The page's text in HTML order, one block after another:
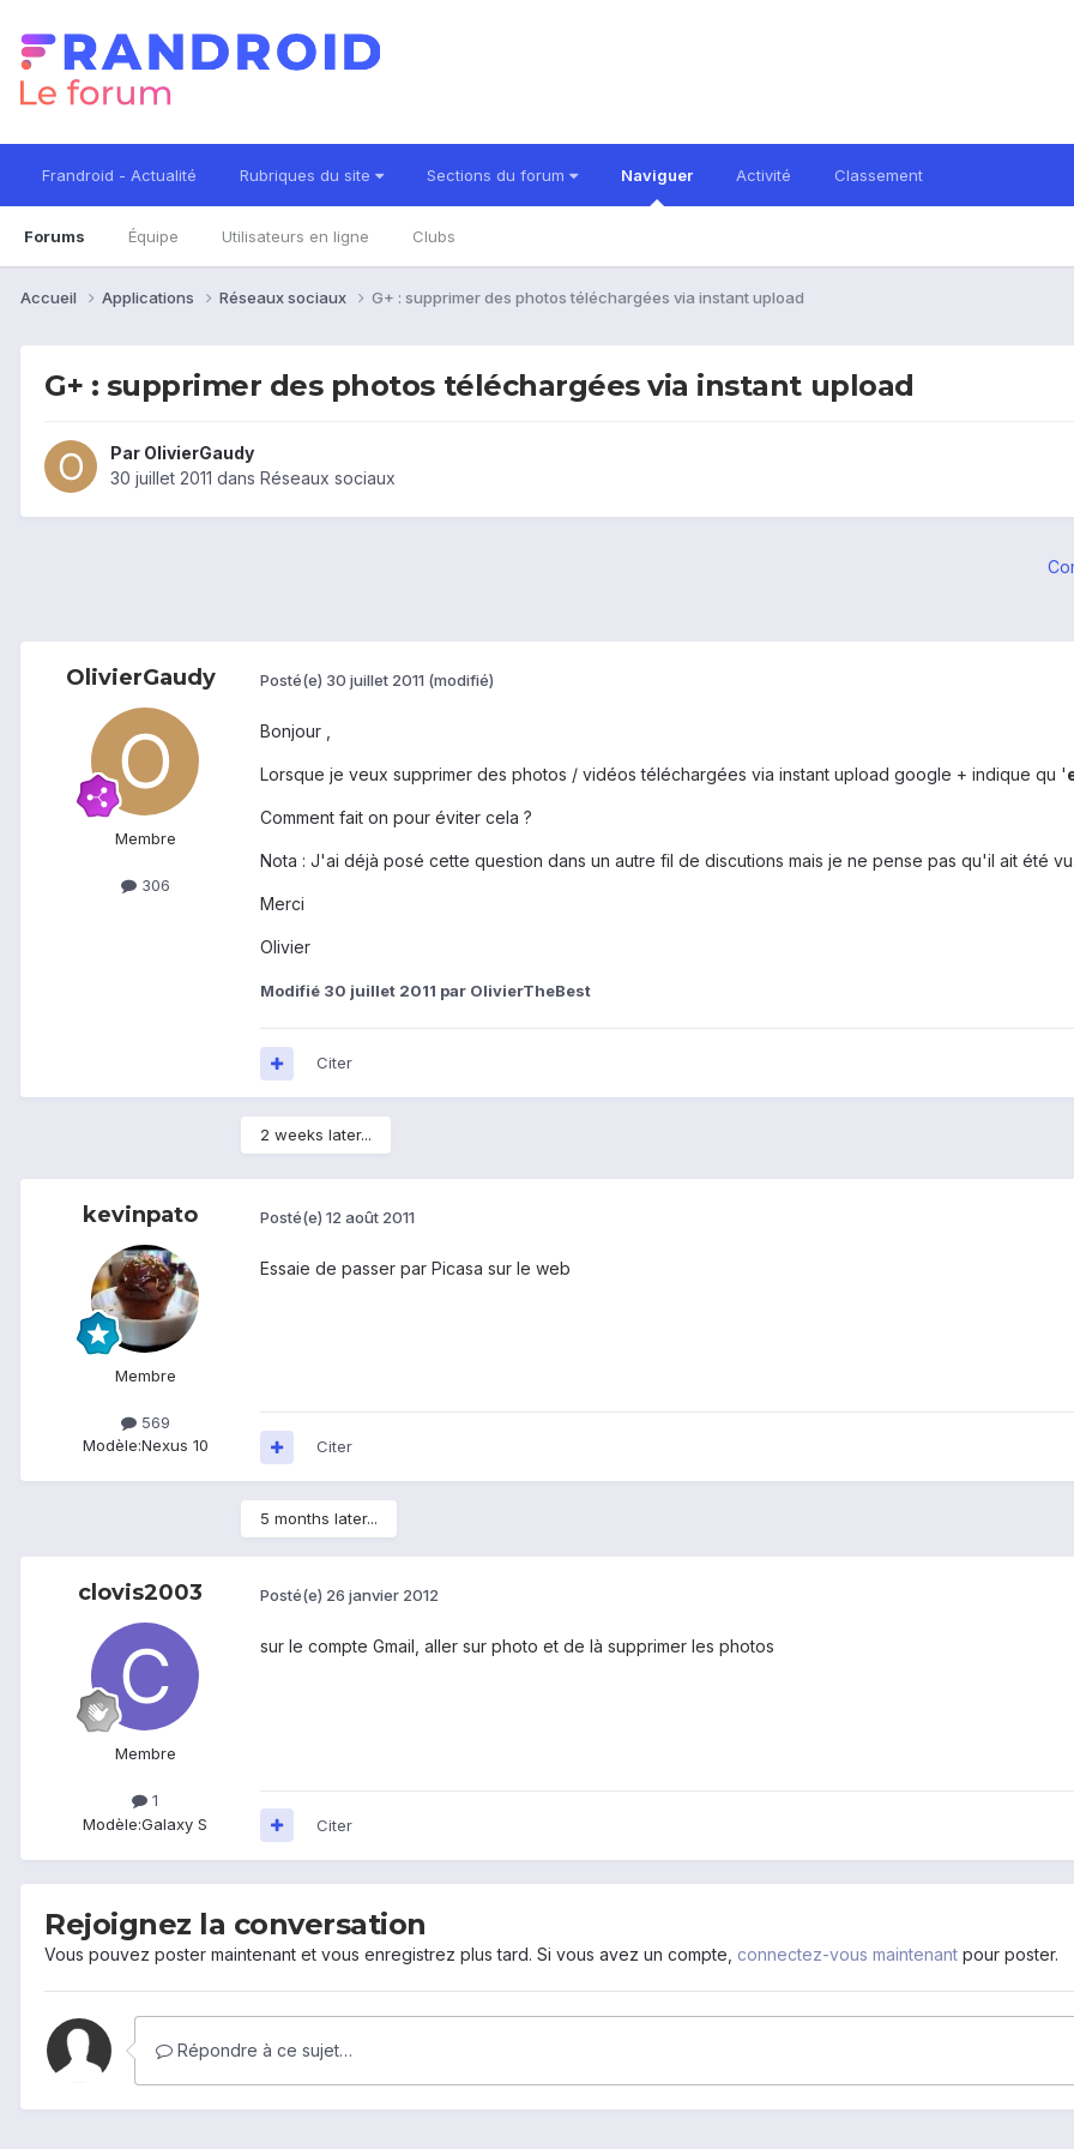
Frandroid - Actualité Rubriques du site Sections du forum Naviguer
Forums Équipe Utilisateurs en ligne Clubs
Activité Classement
Accueil Applications Réseaux sociaux G+ : supprimer des photos téléchargées via instant upload
G+ : supprimer des photos téléchargées via instant upload
Par OlivierGaudy
30 juillet 2011 dans Réseaux sociaux
OlivierGaudy
Membre
306
Posté(e) 30 juillet 2011 (modifié)
Bonjour ,
Lorsque je veux supprimer des photos / vidéos téléchargées via instant upload google + indique qu '
Comment fait on pour éviter cela ?
Nota : J'ai déjà posé cette question dans un autre fil de discutions mais je ne pense pas qu'il ait été
Merci
Olivier
Modifié 30 juillet 2011 par OlivierTheBest
Citer
2 weeks later...
kevinpato
Membre
569
Modèle:Nexus 10
Posté(e) 12 août 2011
Essaie de passer par Picasa sur le web
Citer
5 months later...
clovis2003
Membre
1
Modèle:Galaxy S
Posté(e) 26 janvier 2012
sur le compte Gmail, aller sur photo et de là supprimer les photos
Citer
Rejoignez la conversation
Vous pouvez poster maintenant et vous enregistrez plus tard. Si vous avez un compte, connectez-vous maintenant pour poster.
Répondre à ce sujet…